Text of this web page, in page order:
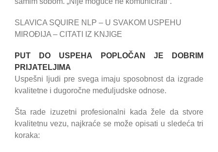
SLAVICA SQUIRE NLP – U SVAKOM USPEHU
MIROĐIJA – CITATI IZ KNJIGE
PUT DO USPEHA POPLOČAN JE DOBRIM
PRIJATELJIMA
Uspešni ljudi pre svega imaju sposobnost da izgrade
kvalitetne i dugoročne međuljudske odnose.
Šta rade izuzetni profesionalni kada žele da stvore
kvalitetnu vezu, najkraće se može opisati u sledeća tri
koraka: